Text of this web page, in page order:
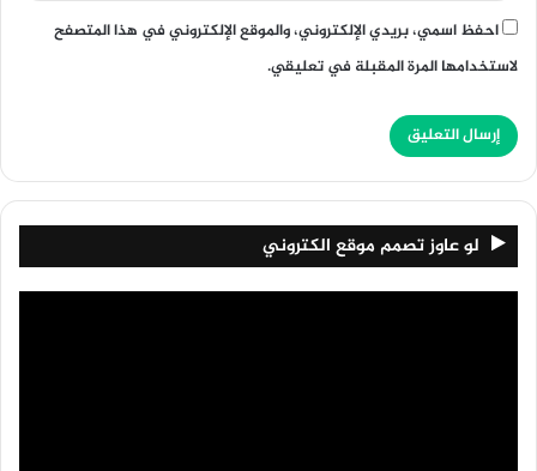
احفظ اسمي، بريدي الإلكتروني، والموقع الإلكتروني في هذا المتصفح
لاستخدامها المرة المقبلة في تعليقي.
لو عاوز تصمم موقع الكتروني